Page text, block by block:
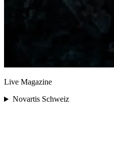
Live Magazine
Novartis Schweiz